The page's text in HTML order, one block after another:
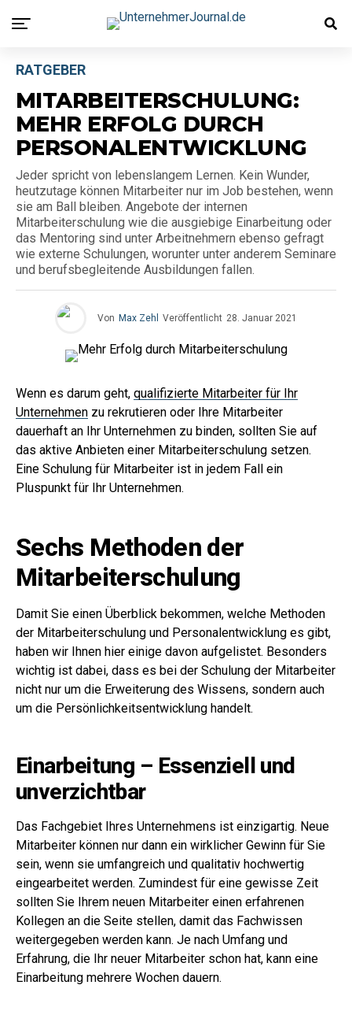
RATGEBER
MITARBEITERSCHULUNG:
MEHR ERFOLG DURCH
PERSONALENTWICKLUNG
Jeder spricht von lebenslangem Lernen. Kein Wunder,
heutzutage können Mitarbeiter nur im Job bestehen, wenn
sie am Ball bleiben. Angebote der internen
Mitarbeiterschulung wie die ausgiebige Einarbeitung oder
das Mentoring sind unter Arbeitnehmern ebenso gefragt
wie externe Schulungen, worunter unter anderem Seminare
und berufsbegleitende Ausbildungen fallen.
Von Max Zehl Veröffentlicht 28. Januar 2021
Wenn es darum geht, qualifizierte Mitarbeiter für Ihr
Unternehmen zu rekrutieren oder Ihre Mitarbeiter
dauerhaft an Ihr Unternehmen zu binden, sollten Sie auf
das aktive Anbieten einer Mitarbeiterschulung setzen.
Eine Schulung für Mitarbeiter ist in jedem Fall ein
Pluspunkt für Ihr Unternehmen.
Sechs Methoden der
Mitarbeiterschulung
Damit Sie einen Überblick bekommen, welche Methoden
der Mitarbeiterschulung und Personalentwicklung es gibt,
haben wir Ihnen hier einige davon aufgelistet. Besonders
wichtig ist dabei, dass es bei der Schulung der Mitarbeiter
nicht nur um die Erweiterung des Wissens, sondern auch
um die Persönlichkeitsentwicklung handelt.
Einarbeitung – Essenziell und
unverzichtbar
Das Fachgebiet Ihres Unternehmens ist einzigartig. Neue
Mitarbeiter können nur dann ein wirklicher Gewinn für Sie
sein, wenn sie umfangreich und qualitativ hochwertig
eingearbeitet werden. Zumindest für eine gewisse Zeit
sollten Sie Ihrem neuen Mitarbeiter einen erfahrenen
Kollegen an die Seite stellen, damit das Fachwissen
weitergegeben werden kann. Je nach Umfang und
Erfahrung, die Ihr neuer Mitarbeiter schon hat, kann eine
Einarbeitung mehrere Wochen dauern.